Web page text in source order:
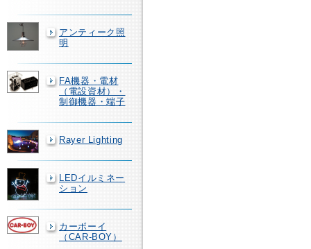
アンティーク照
明
FA機器・電材
（電設資材）・
制御機器・端子
Rayer Lighting
LEDイルミネー
ション
カーボーイ
（CAR-BOY）